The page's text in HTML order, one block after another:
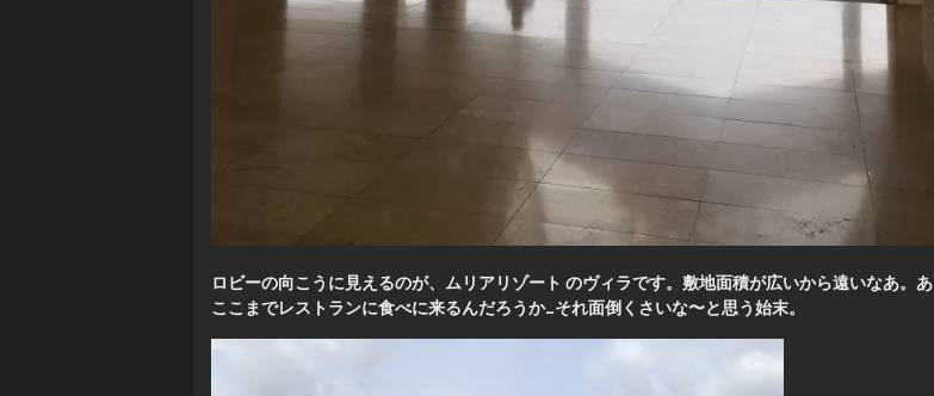
ロビーの向こうに見えるのが、ムリアリゾート のヴィラです。敷地面積が広いから遠いなあ。
ここまでレストランに食べに来るんだろうか…それ面倒くさいな〜と思う始末。